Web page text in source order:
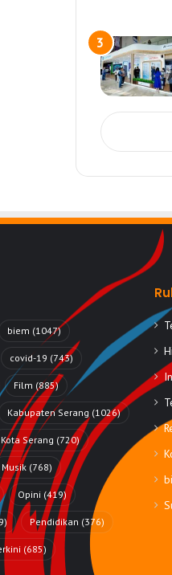
biem (1047)
covid-19 (743)
Film (885)
Kabupaten Serang (1026)
Kota Serang (720)
Musik (768)
Opini (419)
Pendidikan (376)
(685)